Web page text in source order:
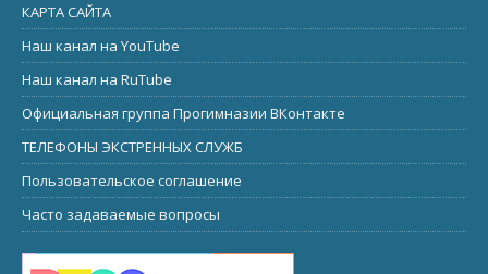
КАРТА САЙТА
Наш канал на YouTube
Наш канал на RuTube
Официальная группа Прогимназии ВКонтакте
ТЕЛЕФОНЫ ЭКСТРЕННЫХ СЛУЖБ
Пользовательское соглашение
Часто задаваемые вопросы